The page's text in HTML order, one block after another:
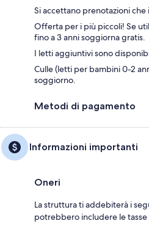
Si accettano prenotazioni che
Offerta per i più piccoli! Se
fino a 3 anni soggiorna gratis.
I letti aggiuntivi sono
Culle (letti per bambini 0-2
soggiorno.
Metodi di pagamento
Informazioni importanti
Oneri
La struttura ti addebiterà i
potrebbero includere le